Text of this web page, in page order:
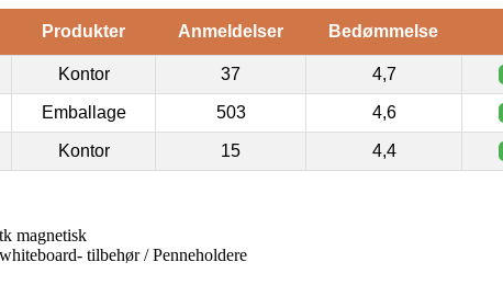
Produkter Anmeldelser Bedømmelse
Kontor 37 4,7
Emballage 503 4,6
Kontor 15 4,4
magnetisk
tilbehør / Penneholdere